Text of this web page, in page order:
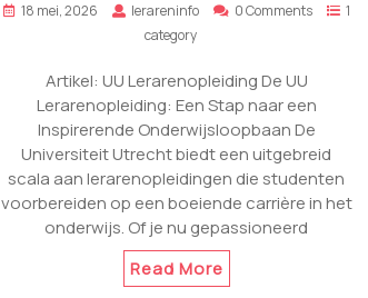
18 mei, 2026 lerareninfo 0 Comments
1
category
Artikel: UU Lerarenopleiding De UU
Lerarenopleiding: Een Stap naar een
Inspirerende Onderwijsloopbaan De
Universiteit Utrecht biedt een uitgebreid
scala aan lerarenopleidingen die studenten
voorbereiden op een boeiende carrière in het
onderwijs. Of je nu gepassioneerd
Read More